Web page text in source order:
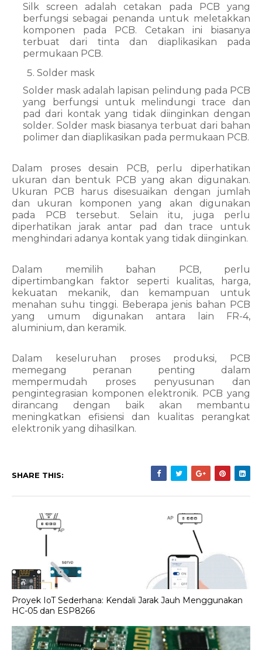
Silk screen adalah cetakan pada PCB yang
berfungsi sebagai penanda untuk meletakkan
komponen pada PCB. Cetakan ini biasanya
terbuat dari tinta dan diaplikasikan pada
permukaan PCB.
Solder mask
Solder mask adalah lapisan pelindung pada PCB
yang berfungsi untuk melindungi trace dan
pad dari kontak yang tidak diinginkan dengan
solder. Solder mask biasanya terbuat dari bahan
polimer dan diaplikasikan pada permukaan PCB.
Dalam proses desain PCB, perlu diperhatikan
ukuran dan bentuk PCB yang akan digunakan.
Ukuran PCB harus disesuaikan dengan jumlah
dan ukuran komponen yang akan digunakan
pada PCB tersebut. Selain itu, juga perlu
diperhatikan jarak antar pad dan trace untuk
menghindari adanya kontak yang tidak diinginkan.
Dalam memilih bahan PCB, perlu
dipertimbangkan faktor seperti kualitas, harga,
kekuatan mekanik, dan kemampuan untuk
menahan suhu tinggi. Beberapa jenis bahan PCB
yang umum digunakan antara lain FR-4,
aluminium, dan keramik.
Dalam keseluruhan proses produksi, PCB
memegang peranan penting dalam
mempermudah proses penyusunan dan
pengintegrasian komponen elektronik. PCB yang
dirancang dengan baik akan membantu
meningkatkan efisiensi dan kualitas perangkat
elektronik yang dihasilkan.
SHARE THIS:
Proyek IoT Sederhana: Kendali Jarak Jauh Menggunakan
HC-05 dan ESP8266